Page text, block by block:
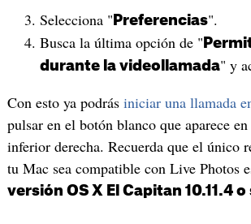
Selecciona " Preferencias".
Busca la última opción de "
durante la videollamada" y
Con esto ya podrás iniciar una llamada
pulsar en el botón blanco que aparece
inferior derecha. Recuerda que el único
tu Mac sea compatible con Live Photos
versión OS X El Capitan 10.11.4